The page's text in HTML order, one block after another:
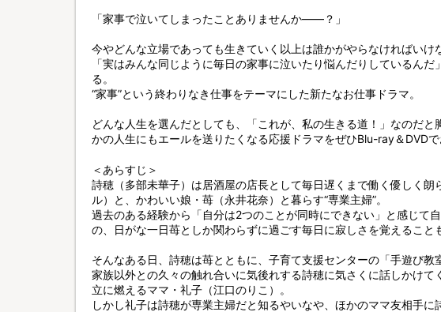
「家事で泣いてしまったことありませんか――？」
今やどんな立場であっても生きていく以上は誰かがやらなければいけ
「実はみんな同じように毎日の家事に泣いたり悩んだりしているんだ
る。
“家事”という終わりなき仕事をテーマにした新たなお仕事ドラマ。
どんな人生を選んだとしても、「これが、私の生きる道！」なのだと
かの人生にもエールを送りたくなる応援ドラマをぜひBlu-ray＆DVDで
＜あらすじ＞
詩穂（多部未華子）は居酒屋の店長として毎日遅くまで働く優しく朗
ル）と、かわいい娘・苺（永井花奈）と暮らす“専業主婦”。
過去のある経験から「自分は2つのことが同時にできない」と感じて
の、日がな一日苺としか関わらずに過ごす毎日に寂しさを覚えること
そんなある日、詩穂は苺とともに、子育て支援センターの「手遊び教
家族以外との久々の触れ合いに気後れする詩穂に気さくに話しかけて
立に燃えるママ・礼子（江口のりこ）。
しかし礼子は詩穂が専業主婦だと知るやいなや、ほかのママ友相手に